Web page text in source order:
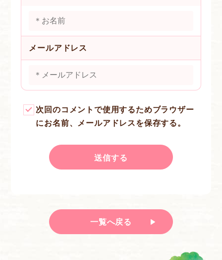
メールアドレス
次回のコメントで使用するためブラウザー
にお名前、メールアドレスを保存する。
一覧へ戻る